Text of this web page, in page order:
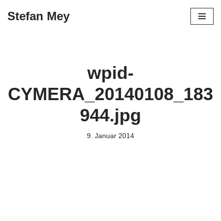
Stefan Mey
wpid-
CYMERA_20140108_183
944.jpg
9. Januar 2014